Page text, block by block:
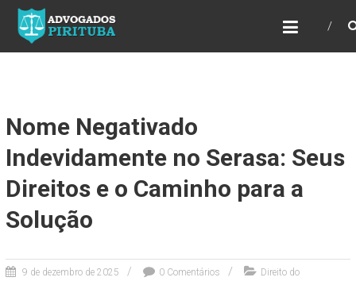
ADVOGADOS PIRITUBA
Precisando de advogado? Entre em contato!
Fazemos toda a assessoria que você
Nome Negativado
Indevidamente no Serasa: Seus
Direitos e o Caminho para a
Solução
9 de dezembro de 2025 0 Comentários Direito do